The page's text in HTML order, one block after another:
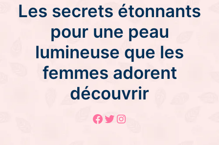
Les secrets étonnants
pour une peau
lumineuse que les
femmes adorent
découvrir
Facebook
Twitter
Instagram